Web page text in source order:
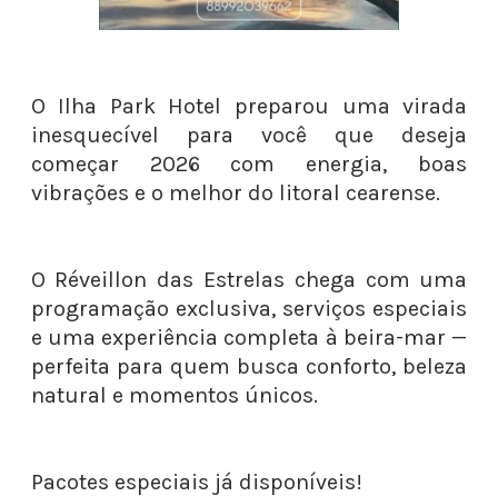
O Ilha Park Hotel preparou uma virada
inesquecível para você que deseja
começar 2026 com energia, boas
vibrações e o melhor do litoral cearense.
O Réveillon das Estrelas chega com uma
programação exclusiva, serviços especiais
e uma experiência completa à beira-mar —
perfeita para quem busca conforto, beleza
natural e momentos únicos.
Pacotes especiais já disponíveis!